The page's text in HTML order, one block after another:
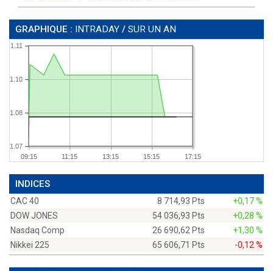
GRAPHIQUE : INTRADAY / SUR UN AN
09:15 11:15 13:15 15:15 17:15
1.07
1.08
1.10
1.11
INDICES
CAC 40 8 714,93 Pts
+0,17 %
DOW JONES
54 036,93 Pts
+0,28 %
Nasdaq Comp
26 690,62 Pts
+1,30 %
Nikkei 225
65 606,71 Pts -0,12 %